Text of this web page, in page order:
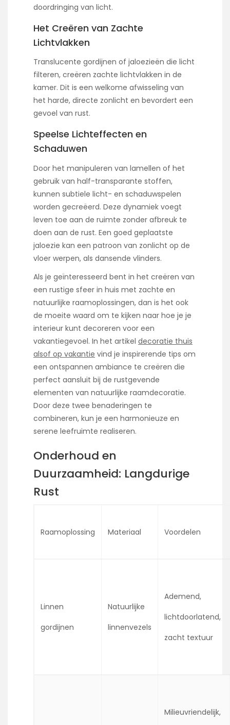
doordringing van licht.
Het Creëren van Zachte
Lichtvlakken
Translucente gordijnen of jaloezieën die licht
filteren, creëren zachte lichtvlakken in de
kamer. Dit is een welkome afwisseling van
het harde, directe zonlicht en bevordert een
gevoel van rust.
Speelse Lichteffecten en
Schaduwen
Door het manipuleren van lamellen of het
gebruik van half-transparante stoffen,
kunnen subtiele licht- en schaduwspelen
worden gecreëerd. Deze dynamiek voegt
leven toe aan de ruimte zonder afbreuk te
doen aan de rust. Een goed geplaatste
jaloezie kan een patroon van zonlicht op de
vloer werpen, als dansende vlinders.
Als je geïnteresseerd bent in het creëren van
een rustige sfeer in huis met zachte en
natuurlijke raamoplossingen, dan is het ook
de moeite waard om te kijken naar hoe je je
interieur kunt decoreren voor een
vakantiegevoel. In het artikel decoratie thuis
alsof op vakantie vind je inspirerende tips om
een ontspannen ambiance te creëren die
perfect aansluit bij de rustgevende
elementen van natuurlijke raamdecoratie.
Door deze twee benaderingen te
combineren, kun je een harmonieuze en
serene leefruimte realiseren.
Onderhoud en
Duurzaamheid: Langdurige
Rust
Raamoplossing Materiaal Voordelen
Linnen
gordijnen
Natuurlijke
linnenvezels
Ademend,
lichtdoorlatend,
zacht textuur
Milieuvriendelijk,